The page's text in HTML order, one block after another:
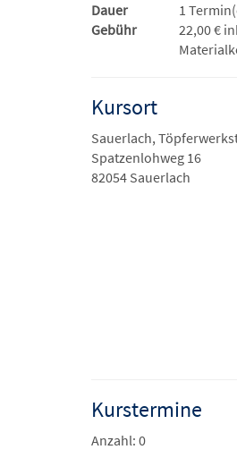
Dauer
1
Gebühr
22,00 €
Kursort
Sauerlach,
Spatzenlohweg 16
82054 Sauerlach
Kurstermine
Anzahl: 0